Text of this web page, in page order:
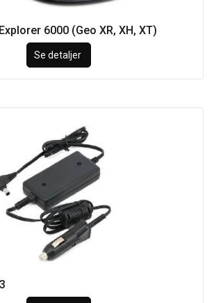
6000 (Geo XR, XH, XT)
Se detaljer